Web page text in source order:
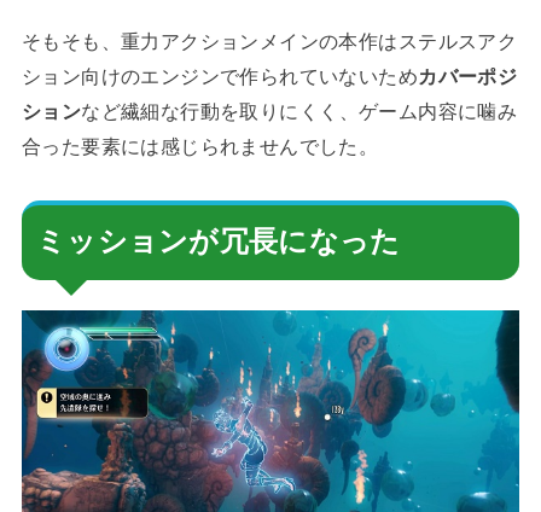
そもそも、重力アクションメインの本作はステルスアク
ション向けのエンジンで作られていないためカバーポジ
ションなど繊細な行動を取りにくく、ゲーム内容に噛み
合った要素には感じられませんでした。
ミッションが冗長になった